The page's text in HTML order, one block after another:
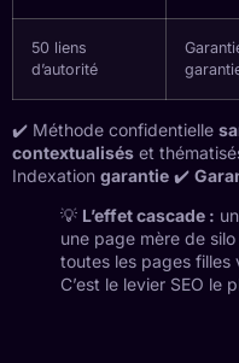
50 liens
d’autorité
✔️ Méthode confidentielle
contextualisés et
Indexation garantie ✔️
💡 L’effet cascade :
une page mère de silo
toutes les pages filles
C’est le levier SEO le